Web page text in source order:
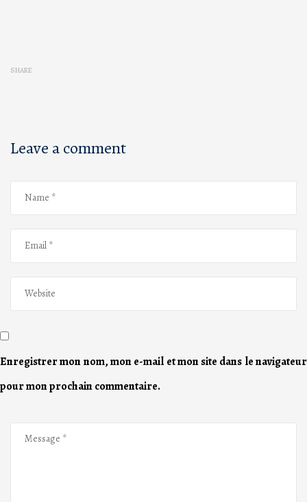
SHARE
Leave a comment
Enregistrer mon nom, mon e-mail et mon site dans le navigateur
pour mon prochain commentaire.